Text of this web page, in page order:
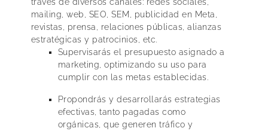
mailing, web, SEO, SEM, publicidad en Meta,
revistas, prensa, relaciones públicas, alianzas
estratégicas y patrocinios, etc.
Supervisarás el presupuesto asignado a
marketing, optimizando su uso para
cumplir con las metas establecidas.
Propondrás y desarrollarás estrategias
efectivas, tanto pagadas como
orgánicas, que generen tráfico y